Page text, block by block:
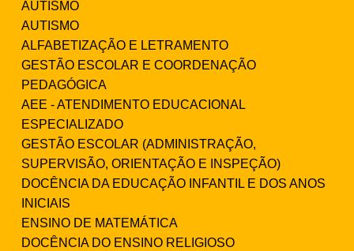
AUTISMO
AUTISMO
ALFABETIZAÇÃO E LETRAMENTO
GESTÃO ESCOLAR E COORDENAÇÃO
PEDAGÓGICA
AEE - ATENDIMENTO EDUCACIONAL
ESPECIALIZADO
GESTÃO ESCOLAR (ADMINISTRAÇÃO,
SUPERVISÃO, ORIENTAÇÃO E INSPEÇÃO)
DOCÊNCIA DA EDUCAÇÃO INFANTIL E DOS ANOS
INICIAIS
ENSINO DE MATEMÁTICA
DOCÊNCIA DO ENSINO RELIGIOSO